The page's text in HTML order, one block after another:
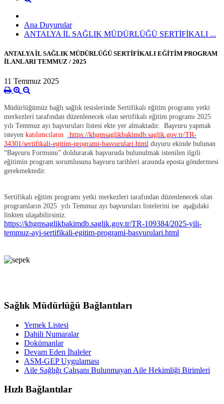
Ana Duyurular
ANTALYA İL SAĞLIK MÜDÜRLÜĞÜ SERTİFİKALI ...
ANTALYA İL SAĞLIK MÜDÜRLÜĞÜ SERTİFİKALI EĞİTİM PROGRAM
İLANLARI TEMMUZ / 2025
11 Temmuz 2025
Müdürlüğümüz bağlı sağlık tesislerinde Sertifikalı eğitim programı yetki
merkezleri tarafından düzenlenecek olan sertifikalı eğitim programı 2025
yılı Temmuz ayı başvuruları listesi ekte yer almaktadır. Başvuru yapmak
isteyen katılımcıların
https://khgmsaglikbakimdb.saglik.gov.tr/TR-
34301/sertifikali-egitim-programi-basvurulari.html duyuru ekinde bulunan
“Başvuru Formunu” doldurarak başvuruda bulunulmak istenilen ilgili
eğitimin program sorumlusuna başvuru tarihleri arasında eposta göndermesi
gerekmektedir.
Sertifikalı eğitim programı yetki merkezleri tarafından düzenlenecek olan
programların 2025 yılı Temmuz ayı başvuruları listelerini ise aşağıdaki
linkten ulaşabilirsiniz.
https://khgmsaglikbakimdb.saglik.gov.tr/TR-109384/2025-yili-
temmuz-ayi-sertifikali-egitim-programi-basvurulari.html
Sağlık Müdürlüğü Bağlantıları
Yemek Listesi
Dahili Numaralar
Dokümanlar
Devam Eden İhaleler
ASM-GEP Uygulaması
Aile Sağlığı Çalışanı Bulunmayan Aile Hekimliği Birimleri
Hızlı Bağlantılar